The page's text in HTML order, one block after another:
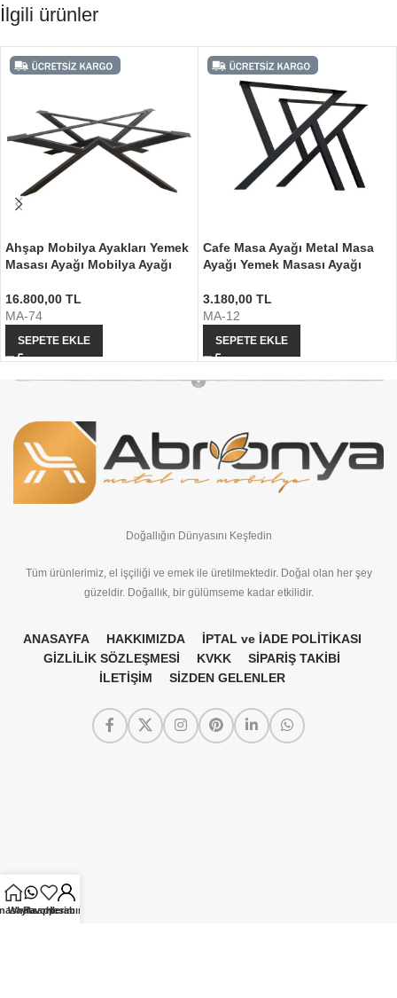
İlgili ürünler
Ahşap Mobilya Ayakları Yemek
Masası Ayağı Mobilya Ayağı
16.800,00 TL
MA-74
SEPETE EKLE
Cafe Masa Ayağı Metal Masa
Ayağı Yemek Masası Ayağı
3.180,00 TL
MA-12
SEPETE EKLE
Doğallığın Dünyasını Keşfedin
Tüm ürünlerimiz, el işçiliği ve emek ile üretilmektedir. Doğal olan her şey
güzeldir. Doğallık, bir gülümseme kadar etkilidir.
ANASAYFA HAKKIMIZDA
İPTAL ve İADE POLİTİKASI
GİZLİLİK SÖZLEŞMESİ
KVKK
SİPARİŞ TAKİBİ
İLETİŞİM
SİZDEN GELENLER
Whatsapp
Favorilerim
Hesabım